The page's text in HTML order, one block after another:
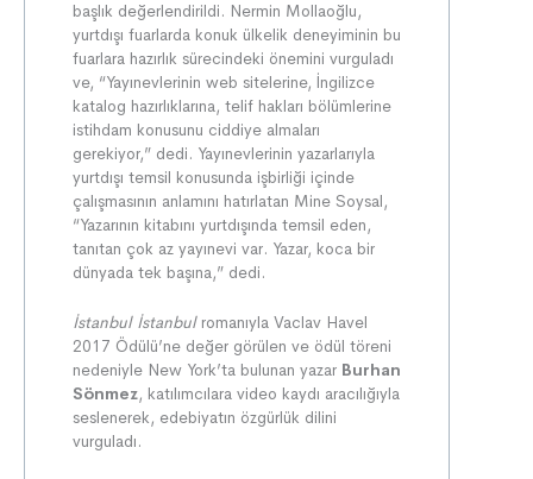
başlık değerlendirildi. Nermin Mollaoğlu,
yurtdışı fuarlarda konuk ülkelik deneyiminin bu
fuarlara hazırlık sürecindeki önemini vurguladı
ve, “Yayınevlerinin web sitelerine, İngilizce
katalog hazırlıklarına, telif hakları bölümlerine
istihdam konusunu ciddiye almaları
gerekiyor,” dedi. Yayınevlerinin yazarlarıyla
yurtdışı temsil konusunda işbirliği içinde
çalışmasının anlamını hatırlatan Mine Soysal,
“Yazarının kitabını yurtdışında temsil eden,
tanıtan çok az yayınevi var. Yazar, koca bir
dünyada tek başına,” dedi.
İstanbul İstanbulromanıyla Vaclav Havel
2017 Ödülü’ne değer görülen ve ödül töreni
nedeniyle New York’ta bulunan yazar Burhan
Sönmez, katılımcılara video kaydı aracılığıyla
seslenerek, edebiyatın özgürlük dilini
vurguladı.